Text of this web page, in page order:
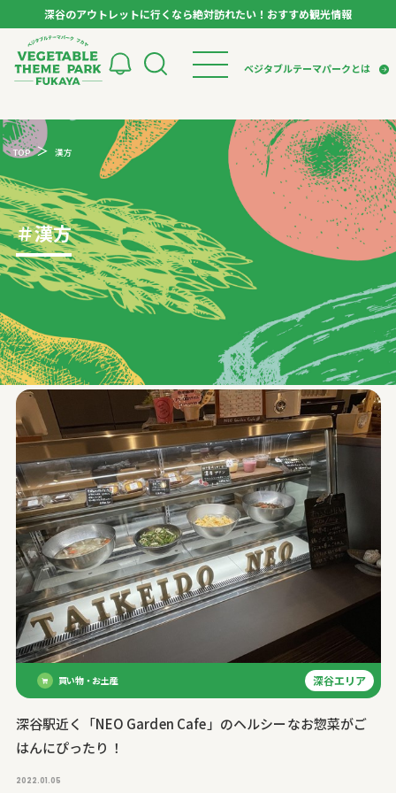
深谷のアウトレットに行くなら絶対訪れたい！おすすめ観光情報
ベジタブルテーマパークとは
検索
トップページ
モデルコース
スポット
イベント
体験
特集記事
ベジタブルテーマパークとは
VTPキャストミーティング
パートナー企業について
市長インタビュー
生産者インタビュー
アンバサダー
お役立ち情報
レシピ集
TOP 漢方
＃漢方
買い物・お土産 深谷エリア
深谷駅近く「NEO Garden Cafe」のヘルシーなお惣菜がご
はんにぴったり！
2022.01.05